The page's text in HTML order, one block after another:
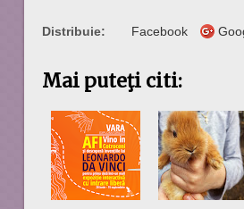
Distribuie: Facebook
Mai puteţi citi: